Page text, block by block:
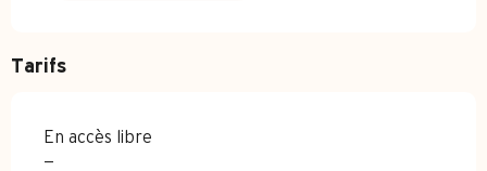
Tarifs
En accès libre
—